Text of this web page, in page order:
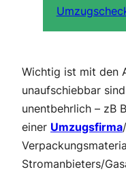
Wichtig ist mit den
unaufschiebbar
unentbehrlich – zB
einer Umzugsfirma
Stromanbieters/